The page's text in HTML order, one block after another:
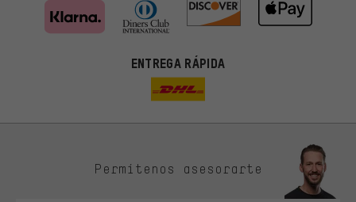
ENTREGA RÁPIDA
Permítenos asesorarte